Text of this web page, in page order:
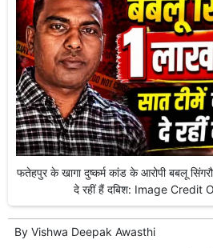
फतेहपुर के खागा दुष्कर्म कांड के आरोपी बबलू
दे रहीं हैं दबिश: Image Credit
By Vishwa Deepak Awasthi